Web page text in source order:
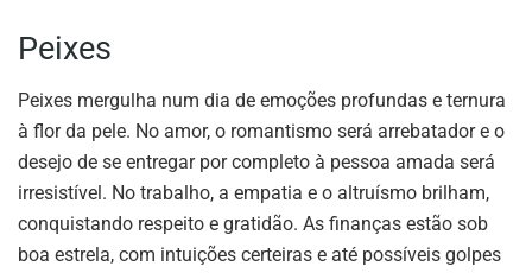
Peixes
Peixes mergulha num dia de emoções profundas e ternura
à flor da pele. No amor, o romantismo será arrebatador e o
desejo de se entregar por completo à pessoa amada será
irresistível. No trabalho, a empatia e o altruísmo brilham,
conquistando respeito e gratidão. As finanças estão sob
boa estrela, com intuições certeiras e até possíveis golpes